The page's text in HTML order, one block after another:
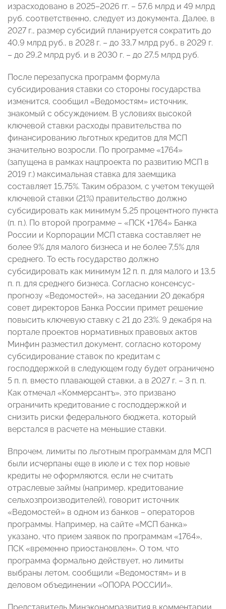
израсходовано в 2025–2026 гг. – 57,6 млрд и 49 млрд
руб. соответственно, следует из документа. Далее, в
2027 г., размер субсидий планируется сократить до
40,9 млрд руб., в 2028 г. – до 33,7 млрд руб., в 2029 г.
– до 29,2 млрд руб. и в 2030 г. – до 27,5 млрд руб.
После перезапуска программ формула
субсидирования ставки со стороны государства
изменится, сообщил «Ведомостям» источник,
знакомый с обсуждением. В условиях высокой
ключевой ставки расходы правительства по
финансированию льготных кредитов для МСП
значительно возросли. По программе «1764»
(запущена в рамках нацпроекта по развитию МСП в
2019 г.) максимальная ставка для заемщика
составляет 15,75%. Таким образом, с учетом текущей
ключевой ставки (21%) правительство должно
субсидировать как минимум 5,25 процентного пункта
(п. п.). По второй программе – «ПСК +1764» Банка
России и Корпорации МСП ставка составляет не
более 9% для малого бизнеса и не более 7,5% для
среднего. То есть государство должно
субсидировать как минимум 12 п. п. для малого и 13,5
п. п. для среднего бизнеса. Согласно консенсус-
прогнозу «Ведомостей», на заседании 20 декабря
совет директоров Банка России примет решение
повысить ключевую ставку с 21 до 23%. 9 декабря на
портале проектов нормативных правовых актов
Минфин разместил документ, согласно которому
субсидирование ставок по кредитам с
господдержкой в следующем году будет ограничено
5 п. п. вместо плавающей ставки, а в 2027 г. – 3 п. п.
Как отмечал «Коммерсантъ», это призвано
ограничить кредитование с господдержкой и
снизить риски федерального бюджета, который
верстался в расчете на меньшие ставки.
Впрочем, лимиты по льготным программам для МСП
были исчерпаны еще в июле и с тех пор новые
кредиты не оформляются, если не считать
отраслевые займы (например, кредитование
сельхозпроизводителей), говорит источник
«Ведомостей» в одном из банков – операторов
программы. Например, на сайте «МСП банка»
указано, что прием заявок по программам «1764»,
ПСК «временно приостановлен». О том, что
программа формально действует, но лимиты
выбраны летом, сообщили «Ведомостям» и в
деловом объединении «ОПОРА РОССИИ».